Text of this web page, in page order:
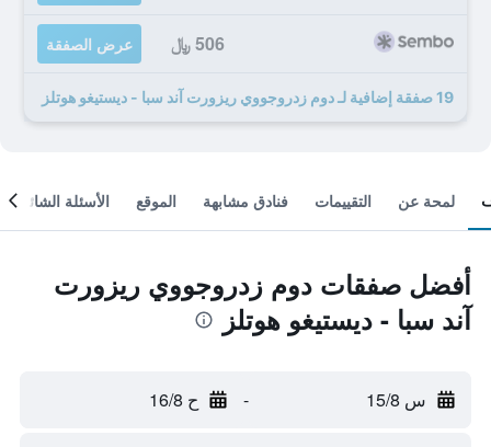
506 ﷼ عرض الصفقة
19 صفقة إضافية لـ دوم زدروجووي ريزورت آند سبا - ديستيغو هوتلز
لمحة عن التقييمات فنادق مشابهة الموقع الأسئلة الشائعة
أفضل صفقات دوم زدروجووي ريزورت
آند سبا - ديستيغو هوتلز
س 15/8 - ح 16/8